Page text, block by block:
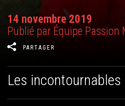
14 novembre 2019
Publié par Équipe Passion
PARTAGER
Les